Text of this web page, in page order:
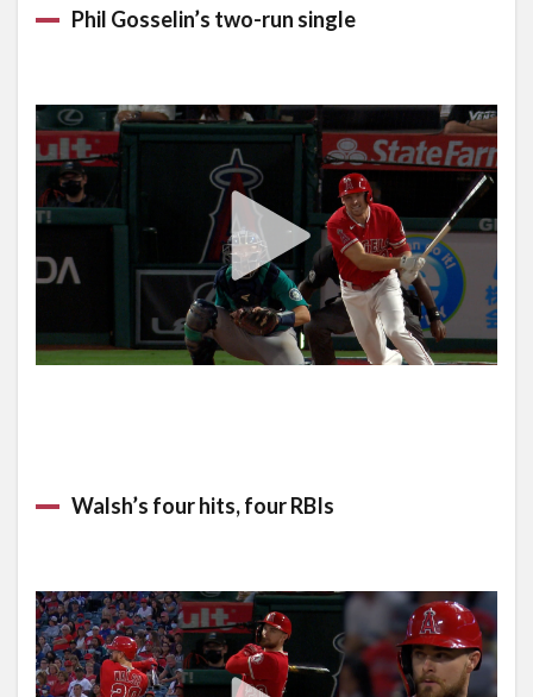
Phil Gosselin’s two-run single
Walsh’s four hits, four RBIs